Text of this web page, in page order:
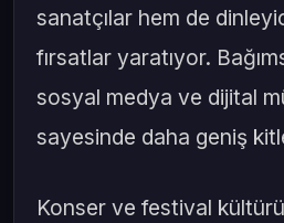
sanatçılar hem de
fırsatlar yaratıyor.
sosyal medya ve dijital
sayesinde daha geniş
Konser ve festival